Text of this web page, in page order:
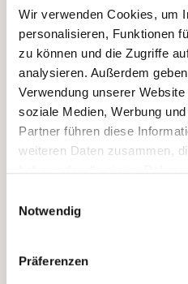
Wir verwenden Cookies, um
personalisieren, Funktionen
zu können und die Zugriffe
analysieren. Außerdem
Verwendung unserer
soziale Medien, Werbung
Partner führen diese
weiteren Daten zusammen,
Notwendig
Präferenzen
4 EL Olivenöl (extra
2 TL Balsamico Essig
1 Frühlingszwiebel
½ TL getrocknete
Grobes Salz
Schwarzer Pfeffer
ZUBEREITUNG
Petersilien- und
tupfen und sehr fein
Balsamico Essig in einer
Knoblauch schälen,